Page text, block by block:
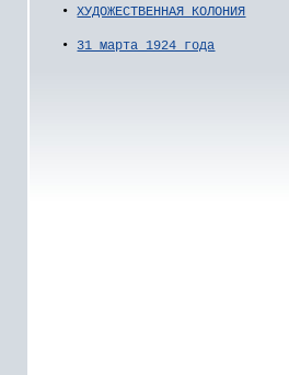
•ХУДОЖЕСТВЕННАЯ КОЛОНИЯ
• 31 марта 1924 года